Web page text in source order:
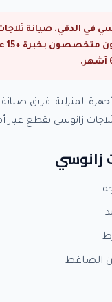
في الدقي. صيانة
المنزلية. فريق
زانوسي بقطع غيار
زانوسي
الضاغط